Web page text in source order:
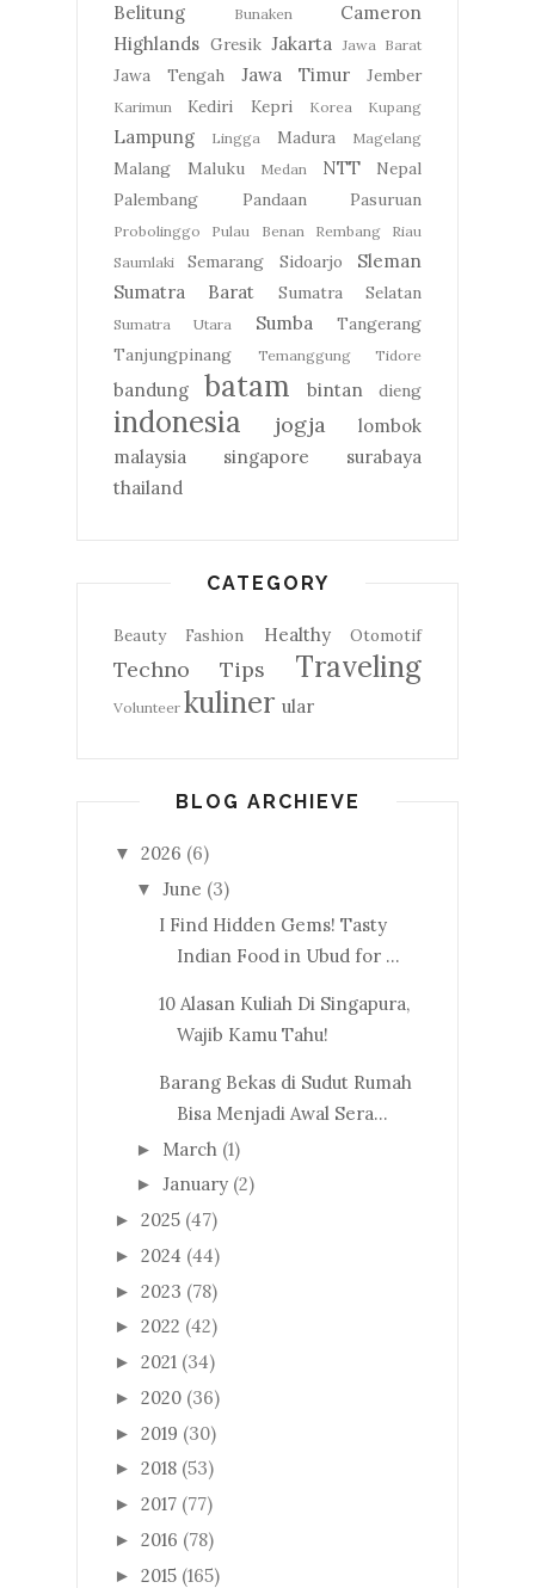
Belitung Bunaken
Cameron
Highlands Gresik Jakarta Jawa Barat
Jawa Tengah Jawa Timur Jember
Karimun Kediri Kepri Korea Kupang
Lampung Lingga Madura Magelang
Malang Maluku Medan NTT
Nepal
Palembang
Pandaan Pasuruan
Probolinggo Pulau Benan Rembang
Riau
Saumlaki
Semarang Sidoarjo
Sleman
Sumatra Barat
Sumatra Selatan
Sumatra Utara Sumba
Tangerang
Tanjungpinang
Temanggung Tidore
bandung batam bintan dieng
indonesia jogja
lombok
malaysia
singapore
surabaya
thailand
CATEGORY
Beauty Fashion Healthy Otomotif
Techno Tips Traveling
Volunteer kuliner ular
BLOG ARCHIEVE
▼ 2026 (6)
▼ June (3)
I Find Hidden Gems! Tasty
Indian Food in Ubud for ...
10 Alasan Kuliah Di Singapura,
Wajib Kamu Tahu!
Barang Bekas di Sudut Rumah
Bisa Menjadi Awal Sera...
► March (1)
► January (2)
► 2025 (47)
► 2024 (44)
► 2023 (78)
► 2022 (42)
► 2021 (34)
► 2020 (36)
► 2019 (30)
► 2018 (53)
► 2017 (77)
► 2016 (78)
► 2015 (165)